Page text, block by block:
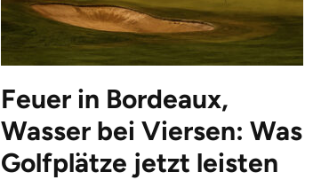
Feuer in Bordeaux,
Wasser bei Viersen: Was
Golfplätze jetzt leisten